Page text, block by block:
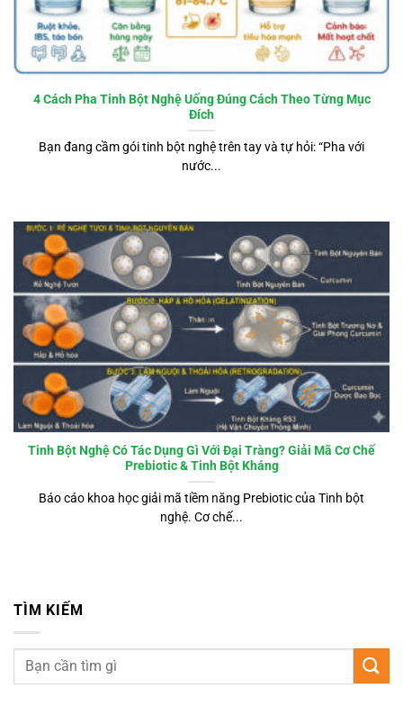
4 Cách Pha Tinh Bột Nghệ Uống Đúng Cách Theo Từng Mục
Đích
Bạn đang cầm gói tinh bột nghệ trên tay và tự hỏi: “Pha với
nước...
Tinh Bột Nghệ Có Tác Dụng Gì Với Đại Tràng? Giải Mã Cơ Chế
Prebiotic & Tinh Bột Kháng
Báo cáo khoa học giải mã tiềm năng Prebiotic của Tinh bột
nghệ. Cơ chế...
TÌM KIẾM